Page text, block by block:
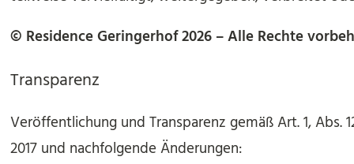
© Residence Geringerhof 2026 – Alle Rechte
Transparenz
Veröffentlichung und Transparenz gemäß Art. 1, Abs.
2017 und nachfolgende Änderungen: